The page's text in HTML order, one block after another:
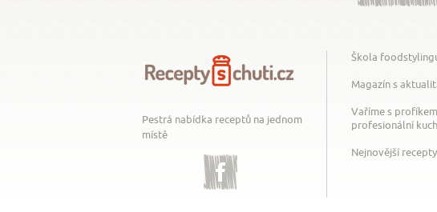
Pestrá nabídka receptů na jednom
místě
Facebook
Škola
Magazín s
Vaříme s
profesionální
Nejnovější recepty